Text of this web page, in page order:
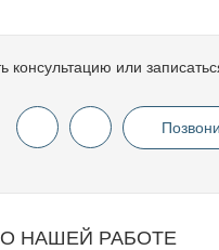
консультацию или
О НАШЕЙ РАБОТЕ